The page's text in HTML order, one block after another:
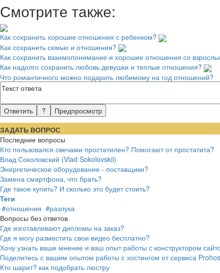
Смотрите также:
Как сохранить хорошие отношения с ребенком?
Как сохранить семью и отношения?
Как сохранить взаимопонимание и хорошие отношения со
Как надолго сохранить любовь девушки и теплые отношения?
Что романтичного можно подарить любимому на год отношений?
ЗАДАТЬ ВОПРОС
Последние вопросы
Кто пользовался свечами простатилен? Помогают от простатита?
Влад Соколовский (Vlad Sokolovskii)
Энергетическое оборудование - поставщики?
Замена смартфона, что брать?
Где такое купить? И сколько это будет стоить?
Теги
#отношения #разлука
Вопросы без ответов
Где изготавливают дипломы на заказ?
Где я могу разместить свои видео бесплатно?
Хочу узнать ваше мнение и ваш опыт работы с конструктором
Поделитесь с вашим опытом работы с хостингом от сервиса
Кто шарит? как подобрать люстру